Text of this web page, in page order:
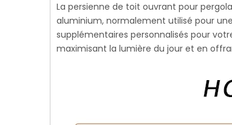
La persienne de toit ouvrant pour
aluminium, normalement utilisé pour
supplémentaires personnalisés pour
maximisant la lumière du jour et en